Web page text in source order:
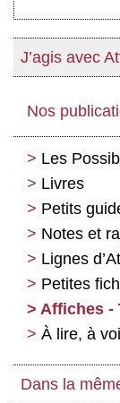
J’agis avec
Nos
Les
Livres
Petits
Notes et
Lignes
Petites
Affiches -
À lire, à
Dans la